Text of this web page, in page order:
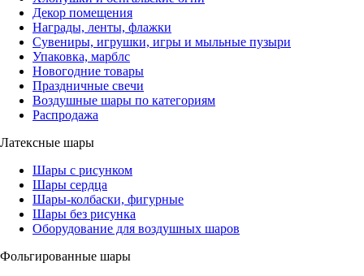
Декор помещения
Награды, ленты, флажки
Сувениры, игрушки, игры и мыльные пузыри
Упаковка, марблс
Новогодние товары
Праздничные свечи
Воздушные шары по категориям
Распродажа
Латексные шары
Шары с рисунком
Шары сердца
Шары-колбаски, фигурные
Шары без рисунка
Оборудование для воздушных шаров
Фольгированные шары